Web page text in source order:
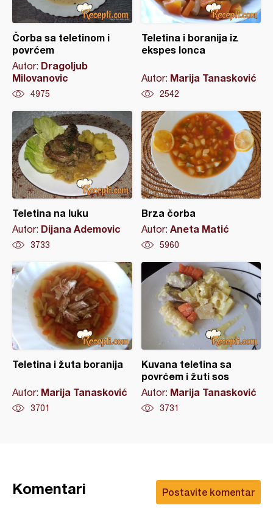
Čorba sa teletinom i
povrćem
Autor: Dragoljub
Milovanovic
4975
Teletina i boranija iz
ekspes lonca
Autor: Marija Tanasković
2542
Teletina na luku
Autor: Dijana Ademovic
3733
Brza čorba
Autor: Aneta Matić
5960
Teletina i žuta boranija
Autor: Marija Tanasković
3701
Kuvana teletina sa
povrćem i žuti sos
Autor: Marija Tanasković
3731
Postavite komentar
Komentari